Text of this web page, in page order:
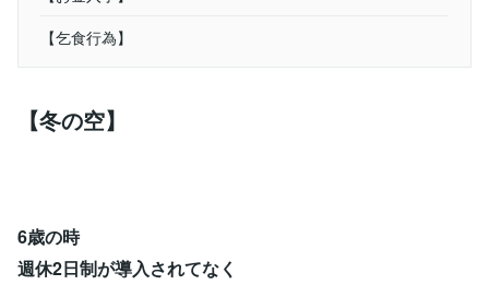
【乞食行為】
【冬の空】
6歳の時
週休2日制が導入されてなく